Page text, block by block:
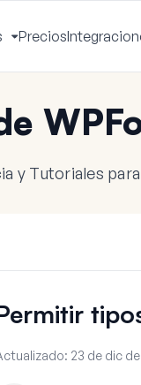
Activar
menú
Precios
y Tutoriales
23 de dic